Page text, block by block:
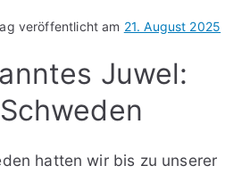
veröffentlicht am 21. August 2025
Juwel:
hatten wir bis zu unserer